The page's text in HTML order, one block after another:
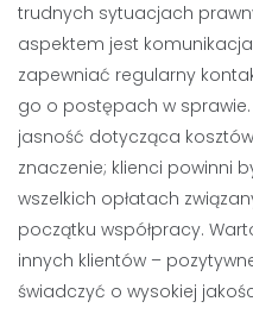
trudnych sytuacjach
aspektem jest
zapewniać regularny
go o postępach w
jasność dotycząca
znaczenie; klienci powinni
wszelkich opłatach
początku współpracy.
innych klientów –
świadczyć o wysokiej